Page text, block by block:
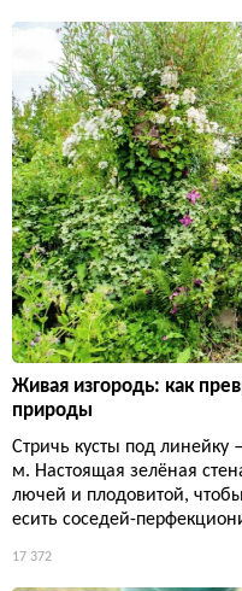
Живая изгородь: как
природы
Стричь кусты под линейку
м. Настоящая зелёная
лючей и плодовитой,
есить соседей-
17 372